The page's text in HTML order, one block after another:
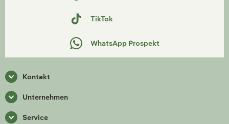
TikTok
WhatsApp Prospekt
Kontakt
Unternehmen
Service